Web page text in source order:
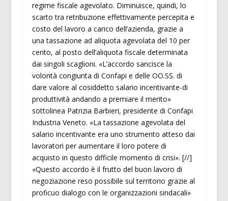
regime fiscale agevolato. Diminuisce, quindi, lo
scarto tra retribuzione effettivamente percepita e
costo del lavoro a carico dell’azienda, grazie a
una tassazione ad aliquota agevolata del 10 per
cento, al posto dell’aliquota fiscale determinata
dai singoli scaglioni. «L’accordo sancisce la
volontà congiunta di Confapi e delle OO.SS. di
dare valore al cosiddetto salario incentivante-di
produttività andando a premiare il merito»
sottolinea Patrizia Barbieri, presidente di Confapi
Industria Veneto. «La tassazione agevolata del
salario incentivante era uno strumento atteso dai
lavoratori per aumentare il loro potere di
acquisto in questo difficile momento di crisi». [//]
«Questo accordo è il frutto del buon lavoro di
negoziazione reso possibile sul territorio grazie al
proficuo dialogo con le organizzazioni sindacali»